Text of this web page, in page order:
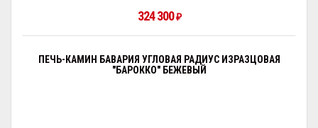
324 300₽
ПЕЧЬ-КАМИН БАВАРИЯ УГЛОВАЯ РАДИУС ИЗРАЗЦОВАЯ
"БАРОККО" БЕЖЕВЫЙ